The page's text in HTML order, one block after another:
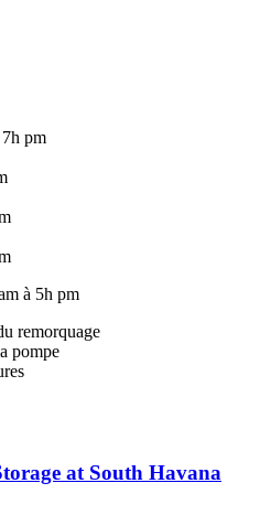
pm
à 5h pm
remorquage
pompe
at South Havana